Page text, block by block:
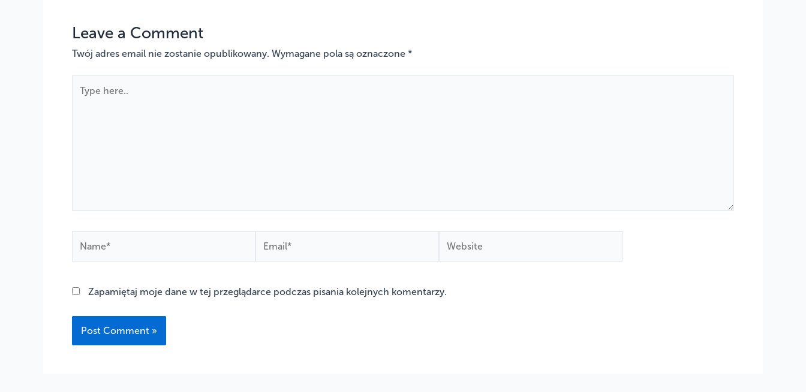
Leave a Comment
Twój adres email nie zostanie opublikowany. Wymagane pola są oznaczone *
here..
Zapamiętaj moje dane w tej przeglądarce podczas pisania kolejnych komentarzy.